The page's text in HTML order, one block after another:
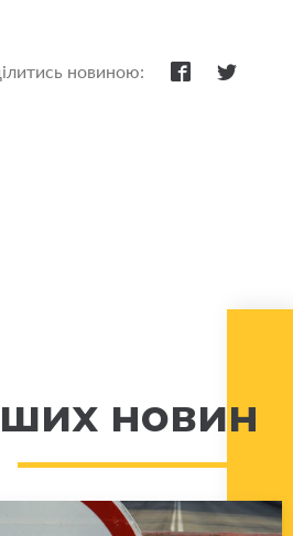
новиною:
новин